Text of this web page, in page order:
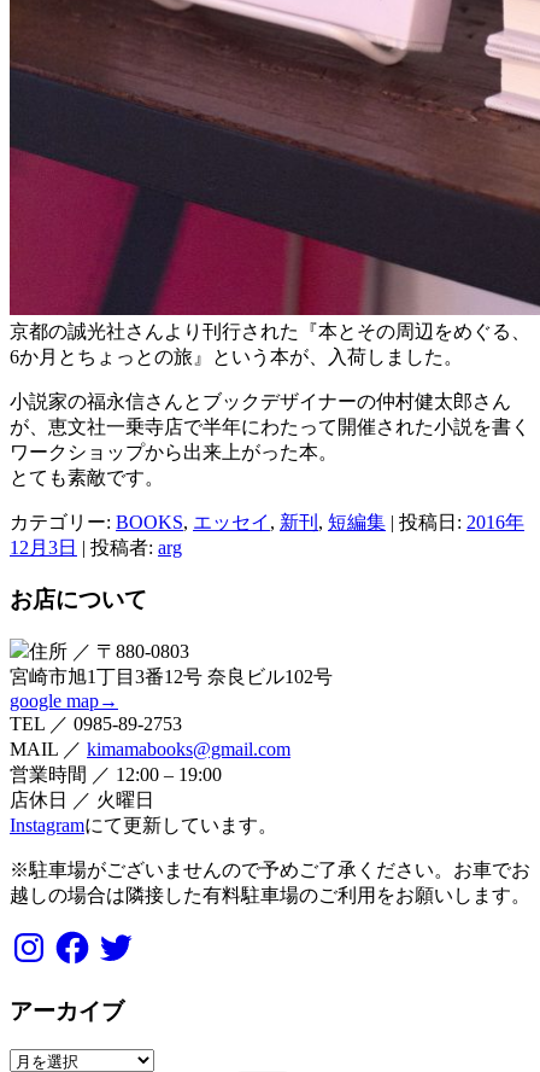
京都の誠光社さんより刊行された『本とその周辺をめぐる、
6か月とちょっとの旅』という本が、入荷しました。
小説家の福永信さんとブックデザイナーの仲村健太郎さん
が、恵文社一乗寺店で半年にわたって開催された小説を書く
ワークショップから出来上がった本。
とても素敵です。
カテゴリー: BOOKS, エッセイ , 新刊 , 短編集 | 投稿日: 2016年
12月3日 | 投稿者: arg
お店について
住所 ／ 〒880-0803
宮崎市旭1丁目3番12号 奈良ビル102号
google map→
TEL ／ 0985-89-2753
MAIL ／ kimamabooks@gmail.com
営業時間 ／ 12:00 – 19:00
店休日 ／ 火曜日
Instagramにて更新しています。
※駐車場がございませんので予めご了承ください。お車でお
越しの場合は隣接した有料駐車場のご利用をお願いします。
InstagramFacebook
Twitter
アーカイブ
ア